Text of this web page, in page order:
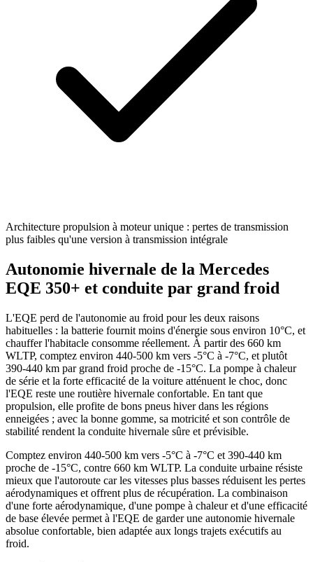
Architecture propulsion à moteur unique : pertes de transmission
plus faibles qu'une version à transmission intégrale
Autonomie hivernale de la Mercedes
EQE 350+ et conduite par grand froid
L'EQE perd de l'autonomie au froid pour les deux raisons
habituelles : la batterie fournit moins d'énergie sous environ 10°C, et
chauffer l'habitacle consomme réellement. À partir des 660 km
WLTP, comptez environ 440-500 km vers -5°C à -7°C, et plutôt
390-440 km par grand froid proche de -15°C. La pompe à chaleur
de série et la forte efficacité de la voiture atténuent le choc, donc
l'EQE reste une routière hivernale confortable. En tant que
propulsion, elle profite de bons pneus hiver dans les régions
enneigées ; avec la bonne gomme, sa motricité et son contrôle de
stabilité rendent la conduite hivernale sûre et prévisible.
Comptez environ 440-500 km vers -5°C à -7°C et 390-440 km
proche de -15°C, contre 660 km WLTP. La conduite urbaine résiste
mieux que l'autoroute car les vitesses plus basses réduisent les pertes
aérodynamiques et offrent plus de récupération. La combinaison
d'une forte aérodynamique, d'une pompe à chaleur et d'une efficacité
de base élevée permet à l'EQE de garder une autonomie hivernale
absolue confortable, bien adaptée aux longs trajets exécutifs au
froid.